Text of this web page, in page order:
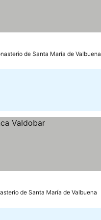
de Santa María de Valbuena
de Santa María de Valbuena